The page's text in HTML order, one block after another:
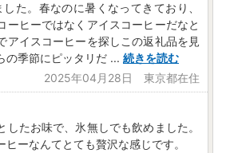
ください】
返礼品名を不正にコピーした悪質なサ
す。
、お申込みされる前に糸島市までご確
詐欺には十分ご注意ください。
寄附申し込みサイトにつきまして
ください。
た。春なのに暑くなってきており、
ーヒーではなくアイスコーヒーだなと
アイスコーヒーを探しこの返礼品を見
の季節にピッタリだ ... 続きを読む
2025年04月28日 東京都在住
したお味で、氷無しでも飲めました。
ーなんてとても贅沢な感じです。